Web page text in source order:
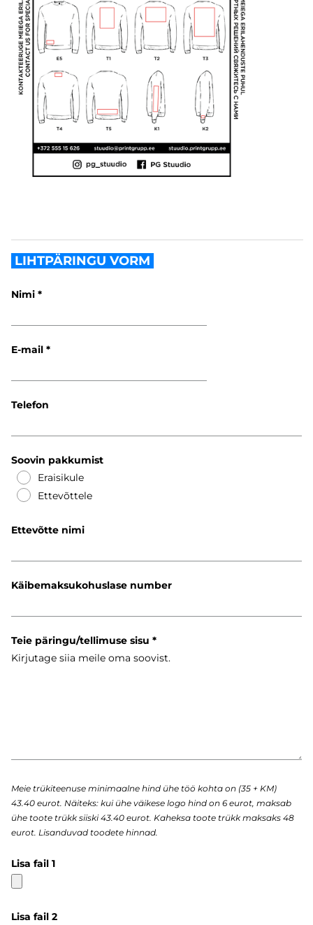
LIHTPÄRINGU VORM
Nimi
E-mail
Telefon
Soovin pakkumist
Eraisikule
Ettevõttele
Ettevõtte nimi
Käibemaksukohuslase number
Teie päringu/tellimuse sisu
Meie trükiteenuse minimaalne hind ühe töö kohta on (35 + KM)
43.40 eurot. Näiteks: kui ühe väikese logo hind on 6 eurot, maksab
ühe toote trükk siiski 43.40 eurot. Kaheksa toote trükk maksaks 48
eurot. Lisanduvad toodete hinnad.
Lisa fail 1
Lisa fail 2